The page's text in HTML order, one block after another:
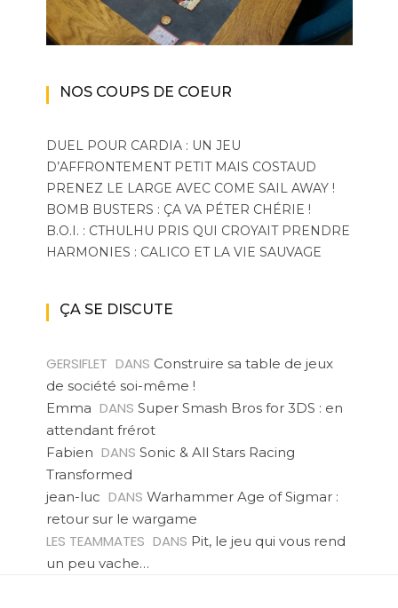
NOS COUPS DE COEUR
DUEL POUR CARDIA : UN JEU
D’AFFRONTEMENT PETIT MAIS COSTAUD
PRENEZ LE LARGE AVEC COME SAIL AWAY !
BOMB BUSTERS : ÇA VA PÉTER CHÉRIE !
B.O.I. : CTHULHU PRIS QUI CROYAIT PRENDRE
HARMONIES : CALICO ET LA VIE SAUVAGE
ÇA SE DISCUTE
GERSIFLET DANS Construire sa table de jeux
de société soi-même !
Emma DANS Super Smash Bros for 3DS : en
attendant frérot
Fabien DANS Sonic & All Stars Racing
Transformed
jean-luc DANS Warhammer Age of Sigmar :
retour sur le wargame
LES TEAMMATES DANS Pit, le jeu qui vous rend
un peu vache…